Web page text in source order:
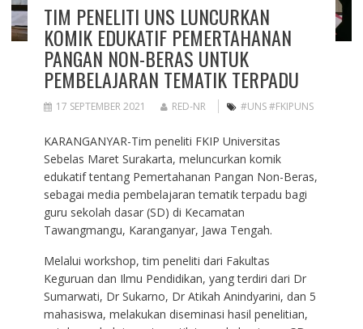
TIM PENELITI UNS LUNCURKAN
KOMIK EDUKATIF PEMERTAHANAN
PANGAN NON-BERAS UNTUK
PEMBELAJARAN TEMATIK TERPADU
17 SEPTEMBER 2021 RED-NR #UNS #FKIPUNS
KARANGANYAR-Tim peneliti FKIP Universitas
Sebelas Maret Surakarta, meluncurkan komik
edukatif tentang Pemertahanan Pangan Non-Beras,
sebagai media pembelajaran tematik terpadu bagi
guru sekolah dasar (SD) di Kecamatan
Tawangmangu, Karanganyar, Jawa Tengah.
Melalui workshop, tim peneliti dari Fakultas
Keguruan dan Ilmu Pendidikan, yang terdiri dari Dr
Sumarwati, Dr Sukarno, Dr Atikah Anindyarini, dan 5
mahasiswa, melakukan diseminasi hasil penelitian,